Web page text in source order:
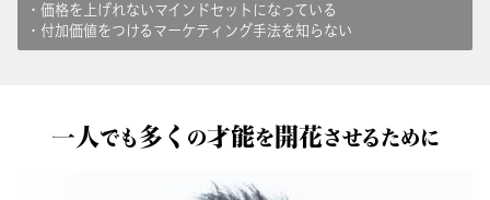
・価格を上げれないマインドセットになっている
・付加価値をつけるマーケティング手法を知らない
一人でも多く の才能を開花させるために